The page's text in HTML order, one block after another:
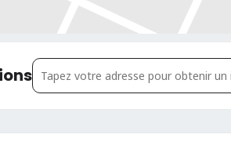
Address - Karaoké-dou débarque